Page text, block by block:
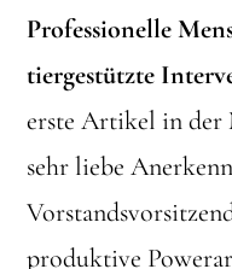
Professionelle
tiergestützte
erste Artikel in der
sehr liebe
produktive